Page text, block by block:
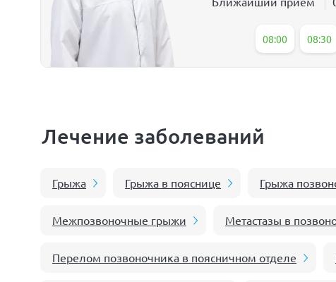
08:00 08:30
Лечение заболеваний
Грыжа Грыжа в пояснице Грыжа
Межпозвоночные грыжи Метастазы в
Перелом позвоночника в поясничном отделе